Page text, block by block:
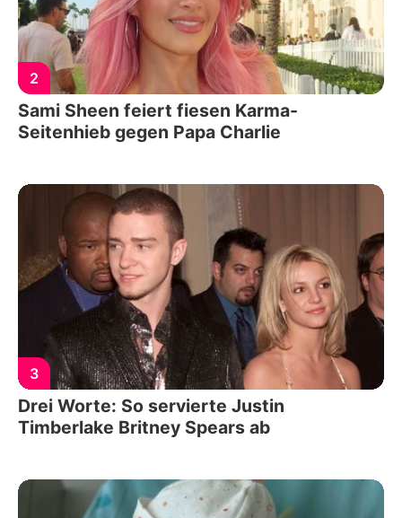
2
Sami Sheen feiert fiesen Karma-
Seitenhieb gegen Papa Charlie
3
Drei Worte: So servierte Justin
Timberlake Britney Spears ab